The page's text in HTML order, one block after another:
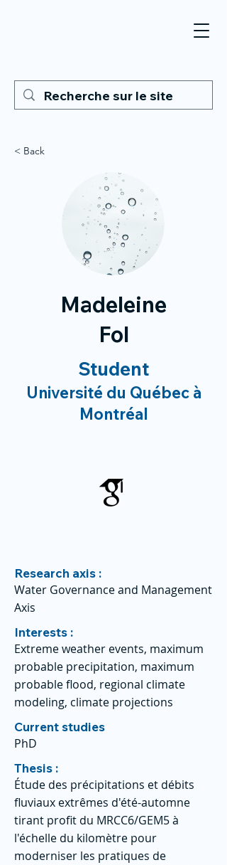
< Back
Madeleine
Fol
Student
Université du Québec à
Montréal
Research axis :
Water Governance and Management
Axis
Interests :
Extreme weather events, maximum
probable precipitation, maximum
probable flood, regional climate
modeling, climate projections
Current studies
PhD
Thesis :
Étude des précipitations et débits
fluviaux extrêmes d'été-automne
tirant profit du MRCC6/GEM5 à
l'échelle du kilomètre pour
moderniser les pratiques de